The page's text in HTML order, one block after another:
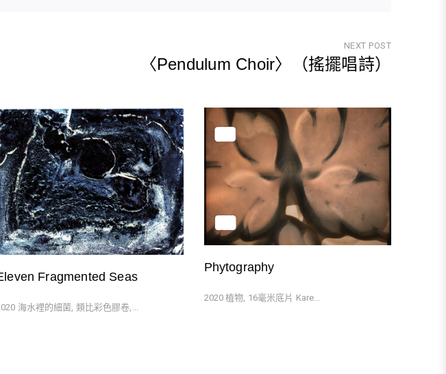
NEXT POST
〈Pendulum Choir〉（搖擺唱詩）
Fragmented Seas
海水裡的細菌, 類比彩色膠卷,...
Phytography
2020 植物, 16毫米底片 Kare...